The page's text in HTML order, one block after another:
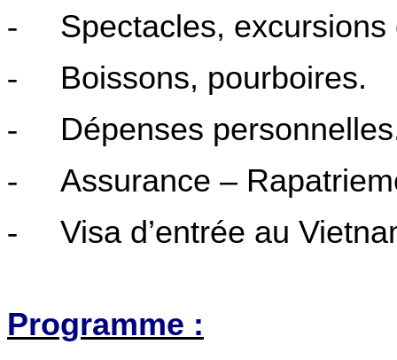
-
Spectacles, excursions
-
Boissons, pourboires.
-
Dépenses
-
Assurance –
-
Visa d’entrée au
Programme :